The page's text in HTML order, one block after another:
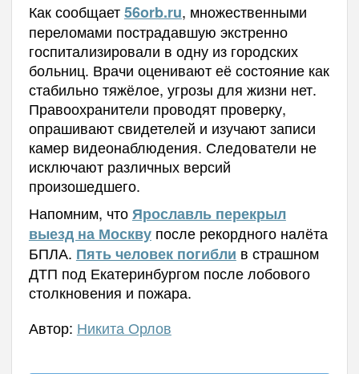
Как сообщает56orb.ru, множественными
переломами пострадавшую экстренно
госпитализировали в одну из городских
больниц. Врачи оценивают её состояние как
стабильно тяжёлое, угрозы для жизни нет.
Правоохранители проводят проверку,
опрашивают свидетелей и изучают записи
камер видеонаблюдения. Следователи не
исключают различных версий
произошедшего.
Напомним, чтоЯрославль перекрыл
выезд на Москвупосле рекордного налёта
БПЛА. Пять человек погибли в страшном
ДТП под Екатеринбургом после лобового
столкновения и пожара.
Автор: Никита Орлов